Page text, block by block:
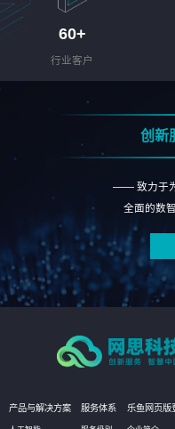
60+
行业客户
创新
—— 致力于
全面的数
产品与解决方案 服务体系 乐鱼网页版